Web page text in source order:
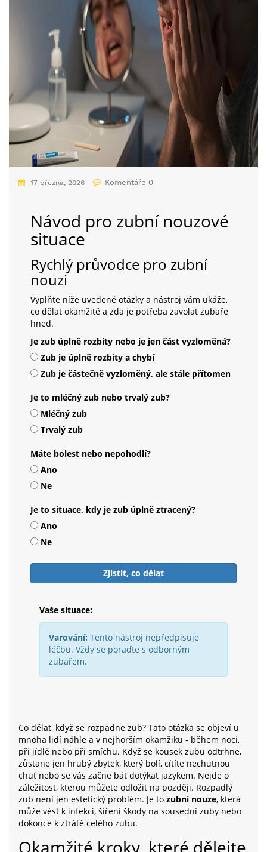
17 března, 2026 Komentáře 0
Návod pro zubní nouzové
situace
Rychlý průvodce pro zubní
nouzi
Vyplňte níže uvedené otázky a nástroj vám ukáže,
co dělat okamžitě a zda je potřeba zavolat zubaře
hned.
Je zub úplně rozbity nebo je jen část vyzloměná?
Zub je úplně rozbity a chybí
Zub je částečně vyzloměný, ale stále přítomen
Je to mléčný zub nebo trvalý zub?
Mléčný zub
Trvalý zub
Máte bolest nebo nepohodlí?
Ano
Ne
Je to situace, kdy je zub úplně ztracený?
Ano
Ne
Zjistit, co dělat
Vaše situace:
Varování: Tento nástroj nepředpisuje
léčbu. Vždy se poraďte s odborným
zubařem.
Co dělat, když se rozpadne zub? Tato otázka se objeví u
mnoha lidí náhle a v nejhorším okamžiku - během noci,
při jídlě nebo při smíchu. Když se kousek zubu odtrhne,
zůstane jen hrubý zbytek, který bolí, cítíte nechutnou
chuť nebo se vás začne bát dotýkat jazykem. Nejde o
záležitost, kterou můžete odložit na později. Rozpadlý
zub není jen estetický problém. Je to zubní nouze, která
může vést k infekci, šíření škody na sousední zuby nebo
dokonce k ztrátě celého zubu.
Okamžité kroky, které dělejte